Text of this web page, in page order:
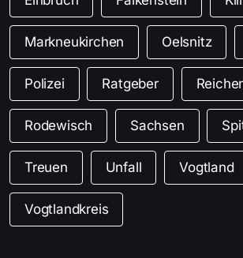
Markneukirchen Oelsnitz
Polizei Ratgeber
Rodewisch Sachsen
Treuen Unfall Vogtland
Vogtlandkreis